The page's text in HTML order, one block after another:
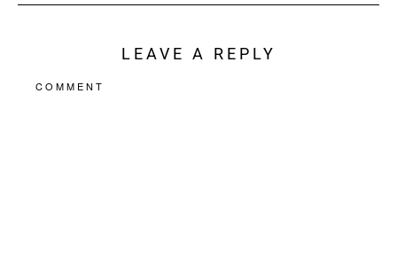
LEAVE A REPLY
COMMENT